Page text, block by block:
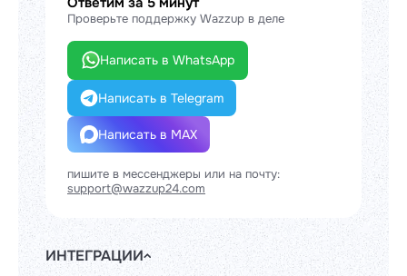
Проверьте поддержку Wazzup в деле
Написать в WhatsApp
Написать в Telegram
Написать в MAX
пишите в мессенджеры или на почту:
support@wazzup24.com
ИНТЕГРАЦИИ